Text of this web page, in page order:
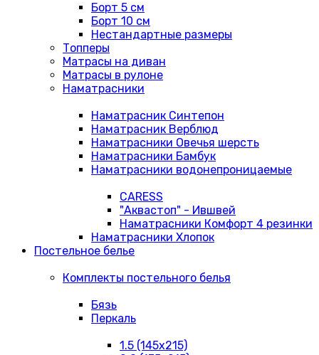
Борт 5 см
Борт 10 см
Нестандартные размеры
Топперы
Матрасы на диван
Матрасы в рулоне
Наматрасники
Наматрасник Синтепон
Наматрасник Верблюд
Наматрасники Овечья шерсть
Наматрасники Бамбук
Наматрасники водонепроницаемые
CARESS
"Аквастоп" - Ившвей
Наматрасники Комфорт 4 резинки
Наматрасники Хлопок
Постельное белье
Комплекты постельного белья
Бязь
Перкаль
1.5 (145х215)